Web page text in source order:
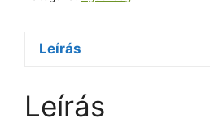
Leírás
Leírás